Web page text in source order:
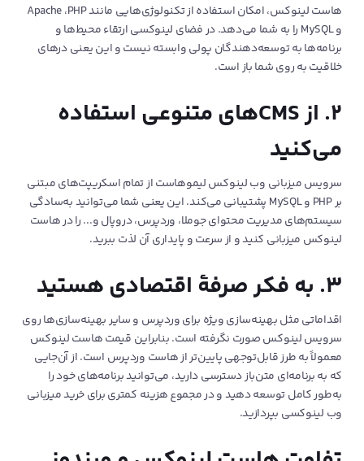
هاست لینوکس، امکان استفاده از تکنولوژی‌هایی مانند Apache ،PHP
و MySQL را به شما می‌دهد. در فضای لینوکسی ارتقاء محیط‌ها و
برنامه‌ها به توسعه‌دهندگان پولی وابسته نیست و این یعنی درهای
خلاقیت به روی شما باز است.
۲. از CMSهای متنوعی استفاده
می‌کنید
سرویس میزبانی وب لینوکس لیموهاست از تمام اسکریپت‌های مبتنی
بر PHP و MySQL پشتیبانی می‌کند. این یعنی شما می‌توانید به‌سادگی
سیستم‌های مدیریت محتوای جوملا، وردپرس، دروپال و... را در هاست
لینوکس میزبانی کنید و از سرعت و پایداری آن لذت ببرید.
۳. به فکر صرفۀ اقتصادی هستید
اقداماتی مثل بهینه‌سازی ویژه‌ برای وردپرس و سایر بهینه‌سازی‌ها روی
سرویس لینوکس صورت نگرفته است. بنابراین قیمت هاست لینوکس
معمولاً به طرز قابل‌توجهی پایین‌تر از هاست وردپرس است. از آن‌جایی
که به برنامه‌ای متن‌باز دسترسی دارید، می‌توانید برنامه‌های خود را
به‌طور کامل توسعه دهید و در مجموع هزینه کمتری برای خرید میزبانی
وب لینوکسی بپردازید.